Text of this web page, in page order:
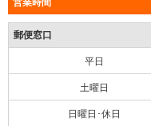
郵便窓口
平日
土曜日
日曜日･休日